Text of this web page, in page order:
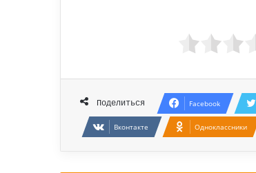
Поделиться Facebook
Вконтакте Одноклассники